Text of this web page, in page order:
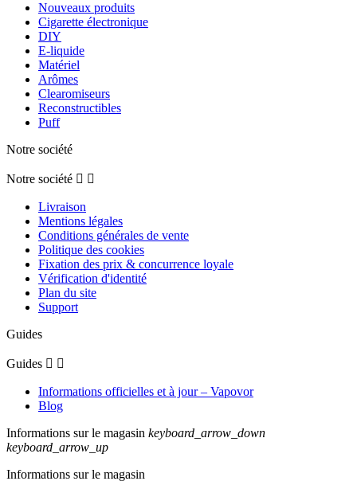
Nouveaux produits
Cigarette électronique
DIY
E-liquide
Matériel
Arômes
Clearomiseurs
Reconstructibles
Puff
Notre société
Notre société  
Livraison
Mentions légales
Conditions générales de vente
Politique des cookies
Fixation des prix & concurrence loyale
Vérification d'identité
Plan du site
Support
Guides
Guides  
Informations officielles et à jour – Vapovor
Blog
Informations sur le magasin keyboard_arrow_down
keyboard_arrow_up
Informations sur le magasin